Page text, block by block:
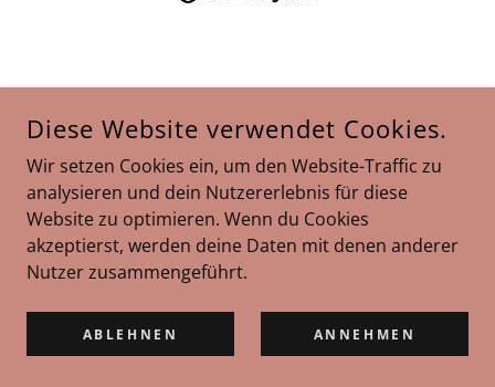
Diese Website verwendet Cookies.
Wir setzen Cookies ein, um den Website-Traffic zu
analysieren und dein Nutzererlebnis für diese
Website zu optimieren. Wenn du Cookies
akzeptierst, werden deine Daten mit denen anderer
Nutzer zusammengeführt.
ABLEHNEN ANNEHMEN